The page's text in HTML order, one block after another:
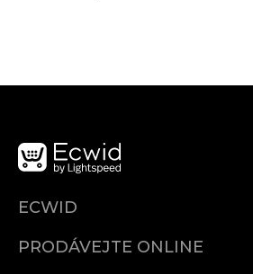
ECWID
Ceny
PRODÁVEJTE ONLINE